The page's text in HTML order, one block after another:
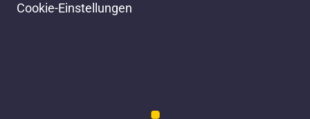
Cookie-Einstellungen